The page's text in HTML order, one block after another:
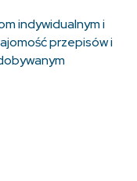
indywidualnym i
przepisów i